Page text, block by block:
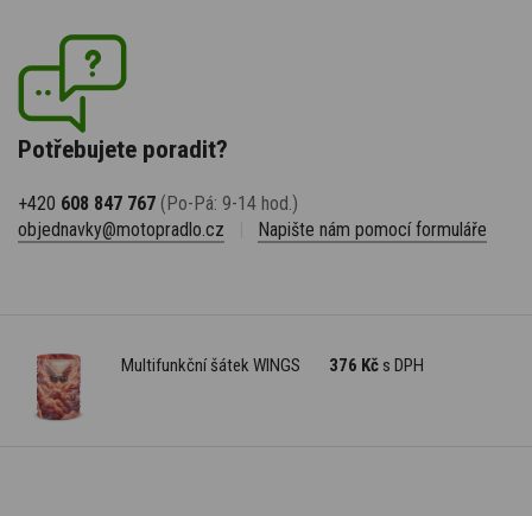
Potřebujete poradit?
+420 608 847 767 (Po-Pá: 9-14 hod.)
objednavky@motopradlo.cz
Napište nám pomocí formuláře
Multifunkční šátek WINGS 376 Kčs DPH